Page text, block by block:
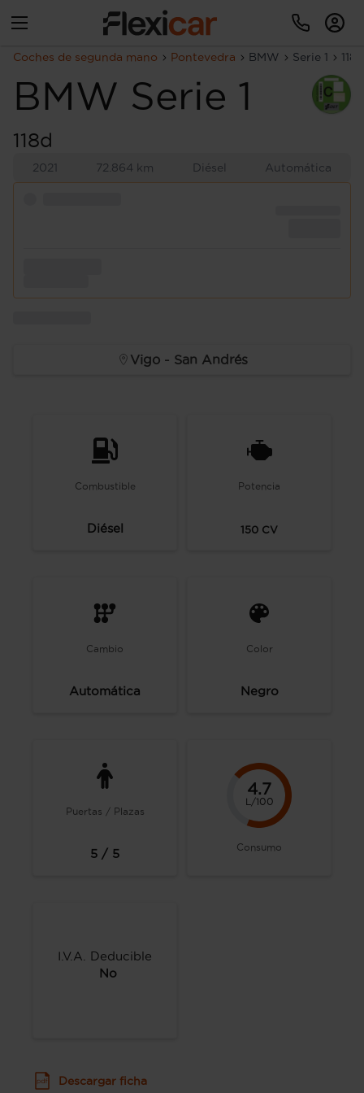
Coches de segunda mano Pontevedra BMW Serie 1 118d
BMW Serie 1
118d
2021 72.864 km Diésel Automática
Vigo - San Andrés
Combustible
Diésel
Potencia
150 CV
Cambio
Automática
Color
Negro
Puertas / Plazas
5 / 5
4.7
L/100
Consumo
I.V.A. Deducible
No
Descargar ficha